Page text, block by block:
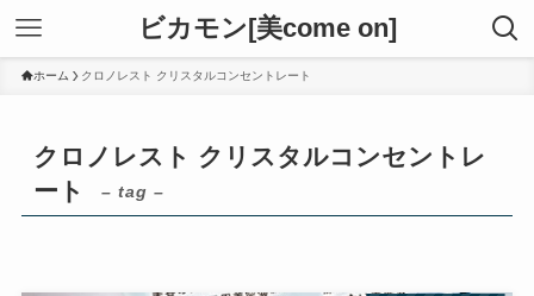
ビカモン[美come on]
ホーム クロノレスト クリスタルコンセントレート
クロノレスト クリスタルコンセントレ
ート
– tag –